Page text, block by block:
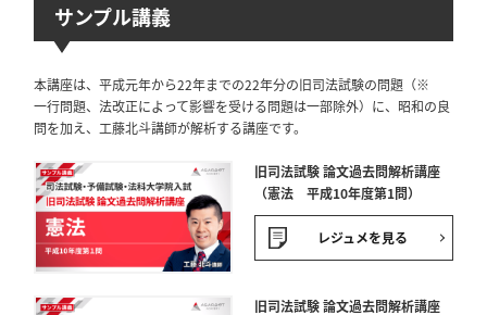
サンプル講義
本講座は、平成元年から22年までの22年分の旧司法試験の問題（※
一行問題、法改正によって影響を受ける問題は一部除外）に、昭和の良
問を加え、工藤北斗講師が解析する講座です。
旧司法試験 論文過去問解析講座
（憲法 平成10年度第1問）
レジュメを見る
旧司法試験 論文過去問解析講座